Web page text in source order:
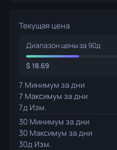
Текущая цена
Диапазон цены за 90д
18.69
7 Минимум за дни
7 Максимум за дни
7д Изм.
30 Минимум за дни
30 Максимум за дни
30д Изм.